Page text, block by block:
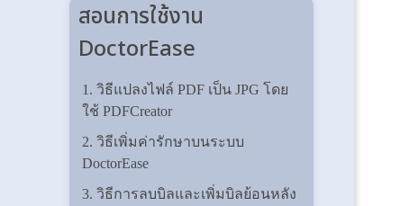
สอนการใช้งาน
DoctorEase
1. วิธีแปลงไฟล์ PDF เป็น JPG โดย
ใช้ PDFCreator
2. วิธีเพิ่มค่ารักษาบนระบบ
DoctorEase
3. วิธีการลบบิลและเพิ่มบิลย้อนหลัง